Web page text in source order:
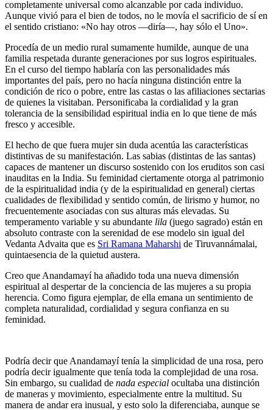
completamente universal como alcanzable por cada individuo.
Aunque vivió para el bien de todos, no le movía el sacrificio de sí en
el sentido cristiano: «No hay otros ―diría―, hay sólo el Uno».
Procedía de un medio rural sumamente humilde, aunque de una
familia respetada durante generaciones por sus logros espirituales.
En el curso del tiempo hablaría con las personalidades más
importantes del país, pero no hacía ninguna distinción entre la
condición de rico o pobre, entre las castas o las afiliaciones sectarias
de quienes la visitaban. Personificaba la cordialidad y la gran
tolerancia de la sensibilidad espiritual india en lo que tiene de más
fresco y accesible.
El hecho de que fuera mujer sin duda acentúa las características
distintivas de su manifestación. Las sabias (distintas de las santas)
capaces de mantener un discurso sostenido con los eruditos son casi
inauditas en la India. Su feminidad ciertamente otorga al patrimonio
de la espiritualidad india (y de la espiritualidad en general) ciertas
cualidades de flexibilidad y sentido común, de lirismo y humor, no
frecuentemente asociadas con sus alturas más elevadas. Su
temperamento variable y su abundante lila (juego sagrado) están en
absoluto contraste con la serenidad de ese modelo sin igual del
Vedanta Advaita que es Sri Ramana Maharshi de Tiruvannámalai,
quintaesencia de la quietud austera.
Creo que Anandamayí ha añadido toda una nueva dimensión
espiritual al despertar de la conciencia de las mujeres a su propia
herencia. Como figura ejemplar, de ella emana un sentimiento de
completa naturalidad, cordialidad y segura confianza en su
feminidad.
Podría decir que Anandamayí tenía la simplicidad de una rosa, pero
podría decir igualmente que tenía toda la complejidad de una rosa.
Sin embargo, su cualidad de nada especial ocultaba una distinción
de maneras y movimiento, especialmente entre la multitud. Su
manera de andar era inusual, y esto solo la diferenciaba, aunque se